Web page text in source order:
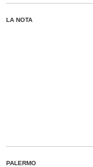
LA NOTA
PALERMO